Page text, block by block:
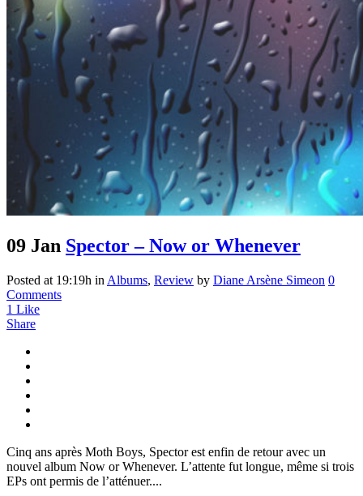
09 Jan Spector – Now or Whenever
Posted at 19:19h in Albums, Review by Diane Arsène Simeon 0
Comments
1 Like
Share
Cinq ans après Moth Boys, Spector est enfin de retour avec un
nouvel album Now or Whenever. L’attente fut longue, même si trois
EPs ont permis de l’atténuer....